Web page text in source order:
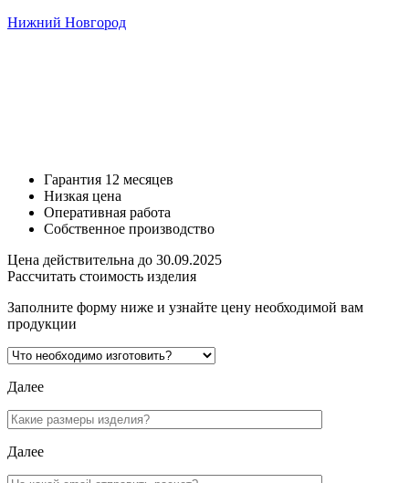
Нижний Новгород
Гарантия 12 месяцев
Низкая цена
Оперативная работа
Собственное производство
Цена действительна до 30.09.2025
Рассчитать стоимость изделия
Заполните форму ниже и узнайте цену необходимой вам
продукции
Далее
Далее